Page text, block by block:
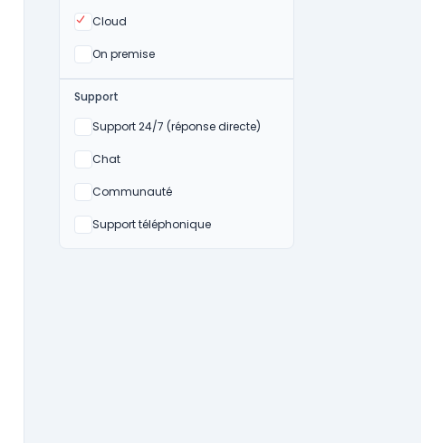
Cloud
Oui
On premise
Oui
Support
Support 24/7 (réponse directe)
Non
Chat
Non
Communauté
Non
Support téléphonique
Non